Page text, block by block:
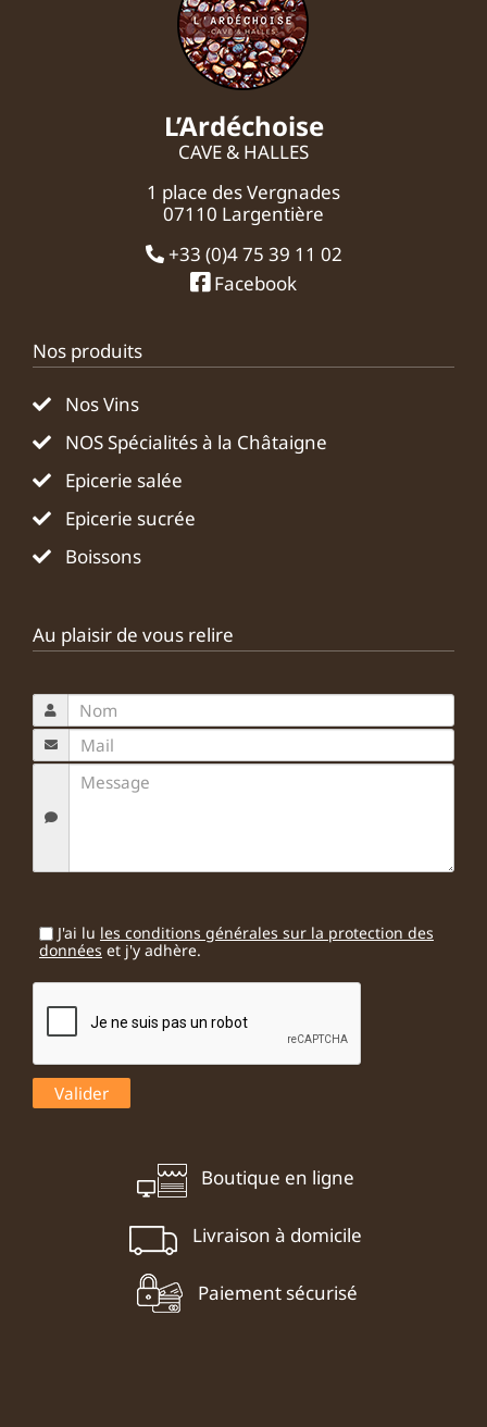
L’Ardéchoise
CAVE & HALLES
1 place des Vergnades
07110 Largentière
+33 (0)4 75 39 11 02
Facebook
Nos produits
Nos Vins
NOS Spécialités à la Châtaigne
Epicerie salée
Epicerie sucrée
Boissons
Au plaisir de vous relire
J'ai lu les conditions générales sur la protection des
données et j'y adhère.
Boutique en ligne
Livraison à domicile
Paiement sécurisé